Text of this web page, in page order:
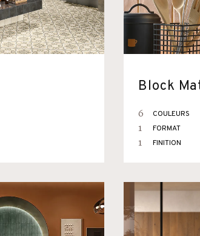
Block
6 COULEURS
1 FORMAT
1 FINITION